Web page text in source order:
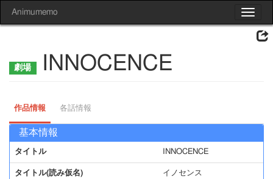
Toggle
Animumemo
INNOCENCE
作品情報 各話情報
基本情報
タイトル INNOCENCE
タイトル(読み仮名) イノセンス